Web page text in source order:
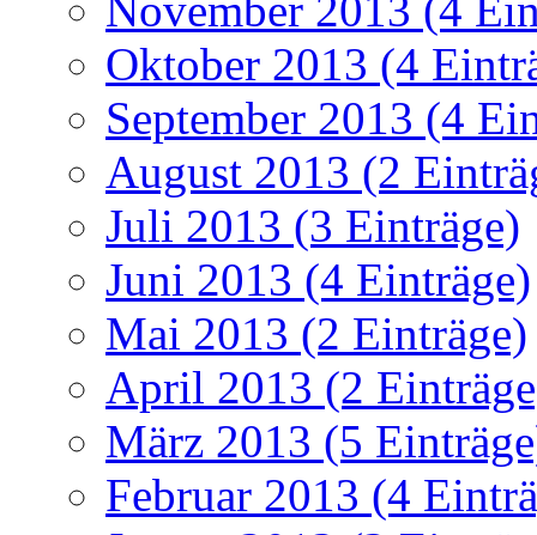
November 2013 (4
Oktober 2013 (4
September 2013 (4
August 2013 (2
Juli 2013 (3 Einträge)
Juni 2013 (4 Einträge)
Mai 2013 (2 Einträge)
April 2013 (2
März 2013 (5
Februar 2013 (4